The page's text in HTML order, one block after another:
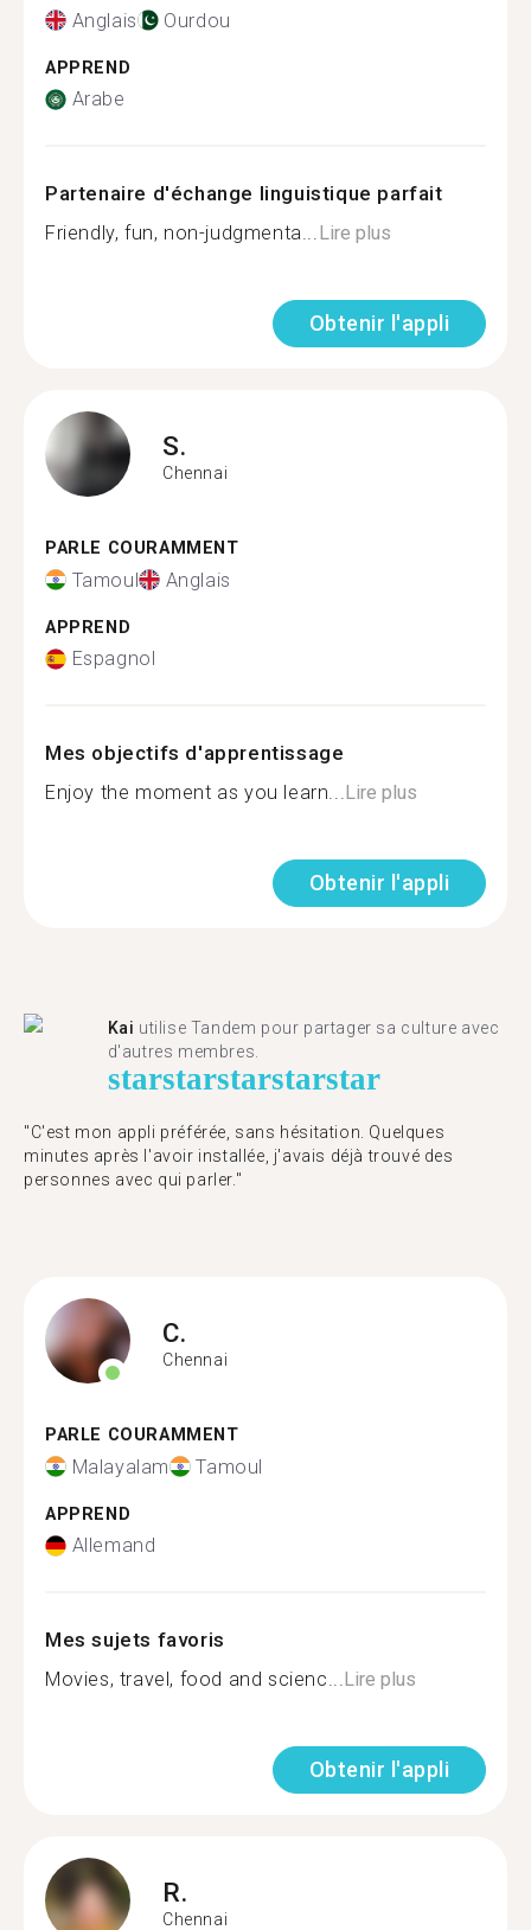
Anglais Ourdou
APPREND
Arabe
Partenaire d'échange linguistique parfait
Friendly, fun, non-judgmenta...Lire plus
Obtenir l'appli
S.
Chennai
PARLE COURAMMENT
Tamoul Anglais
APPREND
Espagnol
Mes objectifs d'apprentissage
Enjoy the moment as you learn...Lire plus
Obtenir l'appli
Kai utilise Tandem pour partager sa culture avec
d'autres membres.
starstarstarstarstar
"C'est mon appli préférée, sans hésitation. Quelques
minutes après l'avoir installée, j'avais déjà trouvé des
personnes avec qui parler."
C.
Chennai
PARLE COURAMMENT
Malayalam Tamoul
APPREND
Allemand
Mes sujets favoris
Movies, travel, food and scienc...Lire plus
Obtenir l'appli
R.
Chennai